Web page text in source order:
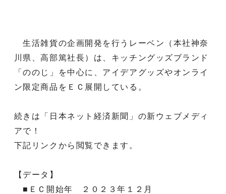
生活雑貨の企画開発を行うレーベン（本社神奈
川県、高部篤社長）は、キッチングッズブランド
「ののじ」を中心に、アイデアグッズやオンライ
ン限定商品をＥＣ展開している。
続きは「日本ネット経済新聞」の新ウェブメディ
アで！
下記リンクから閲覧できます。
【データ】
■ＥＣ開始年 ２０２３年１２月